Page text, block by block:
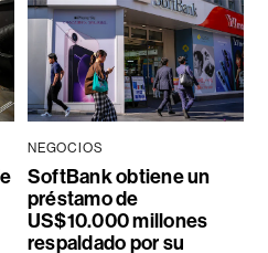
NEGOCIOS
SoftBank obtiene un
préstamo de
US$10.000 millones
respaldado por su